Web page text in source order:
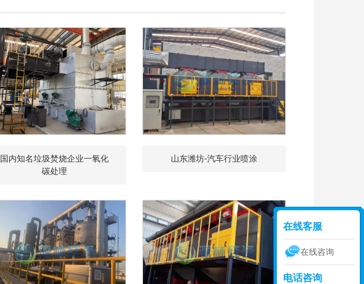
国内知名垃圾焚烧企业一氧化
碳处理
山东潍坊-汽车行业喷涂
在线客服
在线咨询
电话咨询